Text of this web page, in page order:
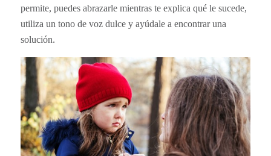
permite, puedes abrazarle mientras te explica qué le sucede,
utiliza un tono de voz dulce y ayúdale a encontrar una
solución.